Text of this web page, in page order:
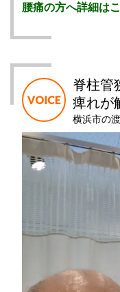
腰痛の方へ詳細は
脊柱管
痺れが
横浜市の